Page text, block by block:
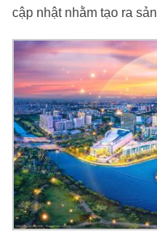
cập nhật nhằm tạo ra